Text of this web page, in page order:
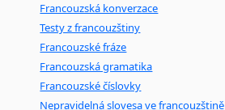
Francouzská konverzace
Testy z francouzštiny
Francouzské fráze
Francouzská gramatika
Francouzské číslovky
Nepravidelná slovesa ve francouzštině